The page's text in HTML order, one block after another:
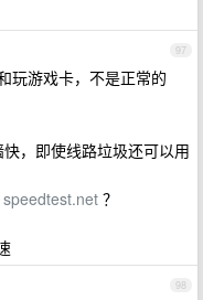
97
玩游戏卡，不是正常的
，即使线路垃圾还可以用
speedtest.net ？
98